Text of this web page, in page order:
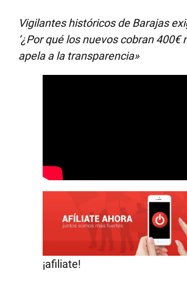
Vigilantes históricos de Barajas
‘¿Por qué los nuevos cobran 400€
apela a la transparencia»
¡afiliate!